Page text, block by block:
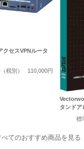
クセスVPNルータ
税別）
110,000円
タンドア
標
べてのおすすめ商品を見る